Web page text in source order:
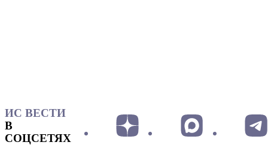
ИС ВЕСТИ
В
СОЦСЕТЯХ